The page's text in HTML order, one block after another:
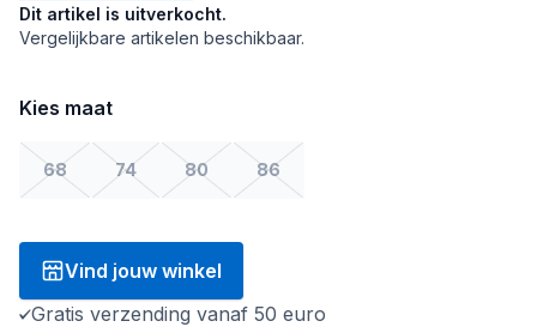
Dit artikel is uitverkocht.
Vergelijkbare artikelen beschikbaar.
Kies maat
68 74 80 86
Vind jouw winkel
Gratis verzending vanaf 50 euro